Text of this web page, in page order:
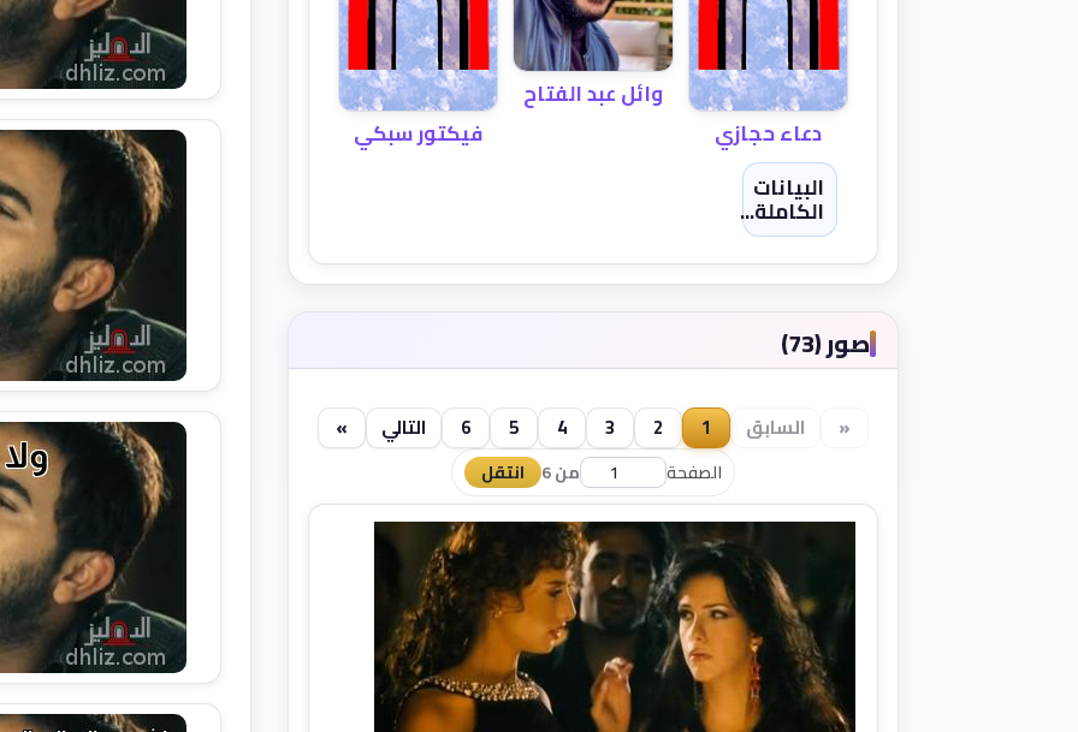
دعاء حجازي
وائل عبد الفتاح
فيكتور سبكي
البيانات
الكاملة...
صور (73)
« السابق 1
2
3
4
5
6 التالي »
الصفحة من 6 انتقل